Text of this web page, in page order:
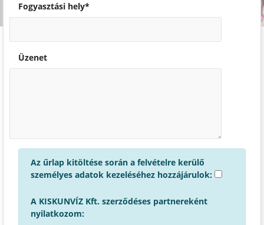
Fogyasztási hely*
Üzenet
Az űrlap kitöltése során a felvételre kerülő
személyes adatok kezeléséhez hozzájárulok:
A KISKUNVÍZ Kft. szerződéses partnereként
nyilatkozom: